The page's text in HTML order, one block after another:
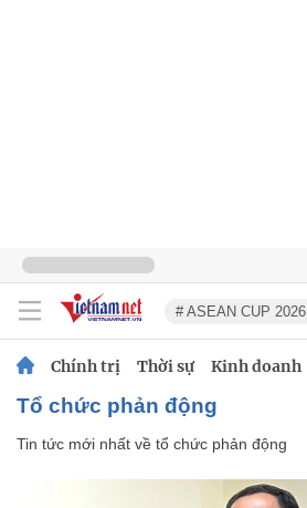
# ASEAN CUP 2026
Chính trị Thời sự Kinh doanh
tổ chức phản động
Tin tức mới nhất về tổ chức phản động